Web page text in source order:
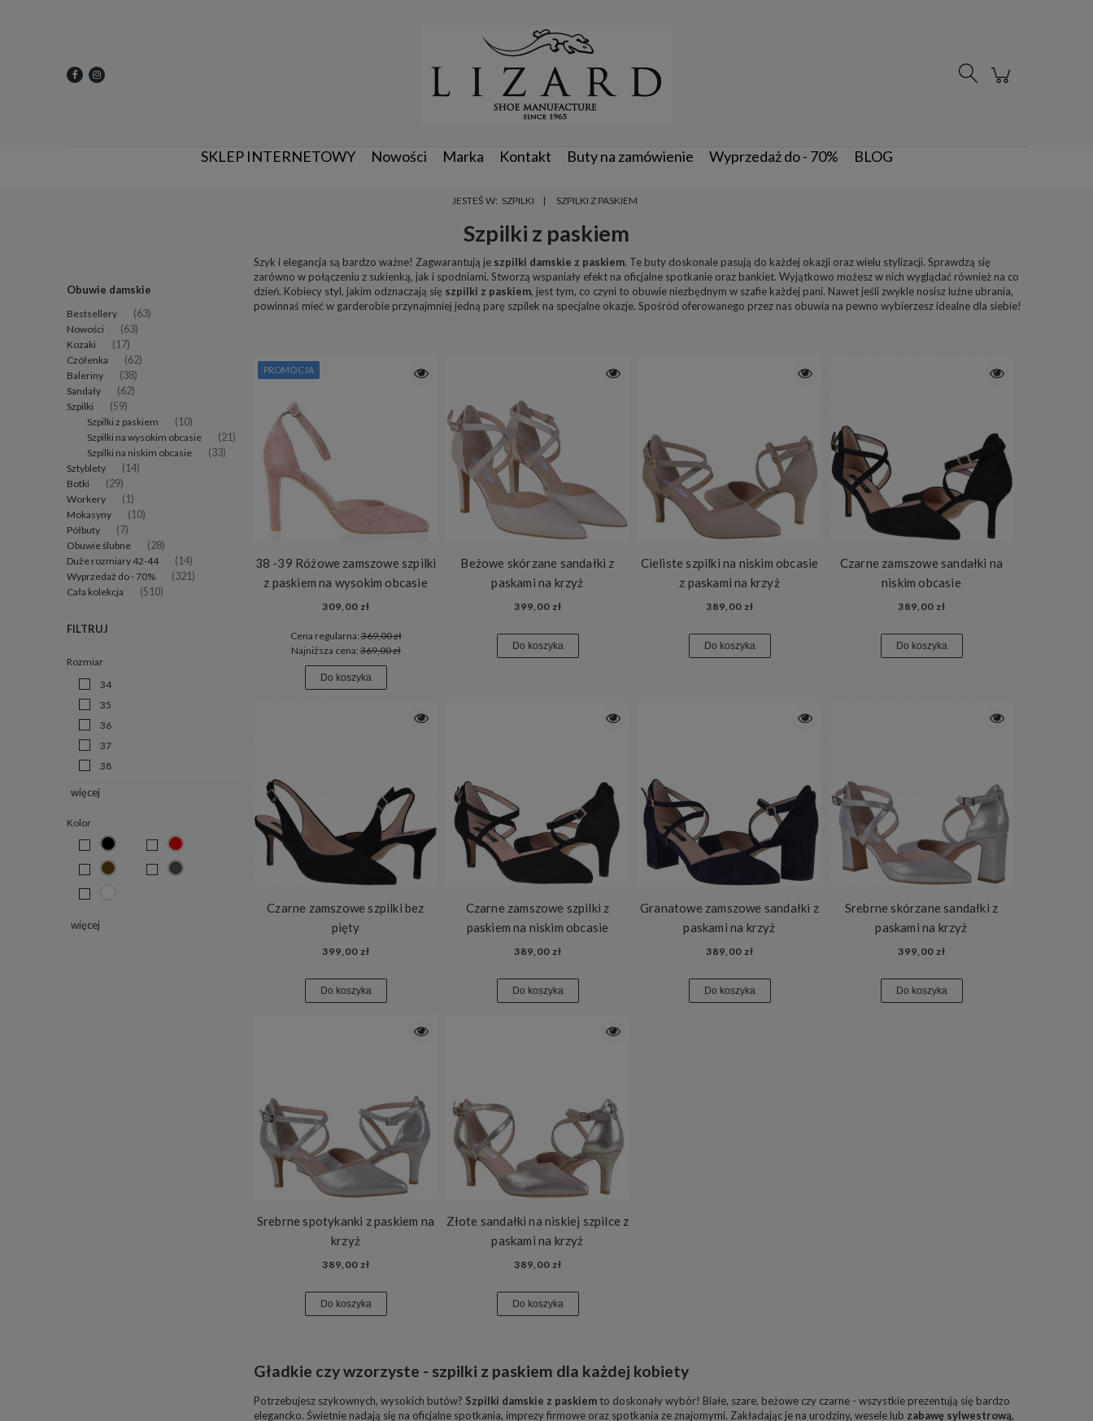
SKLEP INTERNETOWY Nowości Marka Kontakt Buty na zamówienie Wyprzedaż do - 70% BLOG
JESTEŚ W: SZPILKI SZPILKI Z PASKIEM
Szpilki z paskiem
Obuwie damskie
Bestsellery
(63)
Nowości
(63)
Kozaki
(17)
Czółenka
(62)
Baleriny
(38)
Sandały
(62)
Szpilki
(59)
Szpilki z paskiem
(10)
Szpilki na wysokim obcasie
(21)
Szpilki na niskim obcasie
(33)
Sztyblety
(14)
Botki
(29)
Workery
(1)
Mokasyny
(10)
Półbuty
(7)
Obuwie ślubne
(28)
Duże rozmiary 42-44
(14)
Wyprzedaż do - 70%
(321)
Cała kolekcja
(510)
FILTRUJ
Rozmiar
34
35
36
37
38
więcej
Kolor
więcej
Szyk i elegancja są bardzo ważne! Zagwarantują je szpilki damskie z paskiem. Te buty doskonale pasują do każdej okazji oraz wielu stylizacji. Sprawdzą się
zarówno w połączeniu z sukienką, jak i spodniami. Stworzą wspaniały efekt na oficjalne spotkanie oraz bankiet. Wyjątkowo możesz w nich wyglądać również na co
dzień. Kobiecy styl, jakim odznaczają się szpilki z paskiem, jest tym, co czyni to obuwie niezbędnym w szafie każdej pani. Nawet jeśli zwykle nosisz luźne ubrania,
powinnaś mieć w garderobie przynajmniej jedną parę szpilek na specjalne okazje. Spośród oferowanego przez nas obuwia na pewno wybierzesz idealne dla siebie!
38 -39 Różowe zamszowe szpilki
z paskiem na wysokim obcasie
309,00 zł
Cena regularna:369,00 zł
Najniższa cena:369,00 zł
Do koszyka
PROMOCJA
Beżowe skórzane sandałki z
paskami na krzyż
399,00 zł
Do koszyka
Cieliste szpilki na niskim obcasie
z paskami na krzyż
389,00 zł
Do koszyka
Czarne zamszowe sandałki na
niskim obcasie
389,00 zł
Do koszyka
Czarne zamszowe szpilki bez
pięty
399,00 zł
Do koszyka
Czarne zamszowe szpilki z
paskiem na niskim obcasie
389,00 zł
Do koszyka
Granatowe zamszowe sandałki z
paskami na krzyż
389,00 zł
Do koszyka
Srebrne skórzane sandałki z
paskami na krzyż
399,00 zł
Do koszyka
Srebrne spotykanki z paskiem na
krzyż
389,00 zł
Do koszyka
Złote sandałki na niskiej szpilce z
paskami na krzyż
389,00 zł
Do koszyka
Gładkie czy wzorzyste - szpilki z paskiem dla każdej kobiety
Potrzebujesz szykownych, wysokich butów? Szpilki damskie z paskiem to doskonały wybór! Białe, szare, beżowe czy czarne - wszystkie prezentują się bardzo
elegancko. Świetnie nadają się na oficjalne spotkania, imprezy firmowe oraz spotkania ze znajomymi. Zakładając je na urodziny, wesele lub zabawę sylwestrową,